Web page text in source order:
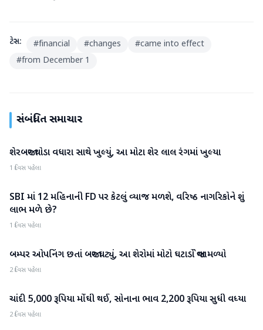
ટેગ્સ: #financial #changes #came into effect
#from December 1
સંબંધિત સમાચાર
બિઝનેસ
શેરબજાર થોડા વધારા સાથે ખુલ્યું, આ મોટા શેર લાલ રંગમાં ખુલ્યા
1 દિવસ પહેલા
બિઝનેસ
SBI માં 12 મહિનાની FD પર કેટલું વ્યાજ મળશે, વરિષ્ઠ નાગરિકોને શું
લાભ મળે છે?
1 દિવસ પહેલા
બિઝનેસ
બમ્પર ઓપનિંગ છતાં બજાર ઘટ્યું, આ શેરોમાં મોટો ઘટાડો જોવા મળ્યો
2 દિવસ પહેલા
બિઝનેસ
ચાંદી 5,000 રૂપિયા મોંઘી થઈ, સોનાના ભાવ 2,200 રૂપિયા સુધી વધ્યા
2 દિવસ પહેલા